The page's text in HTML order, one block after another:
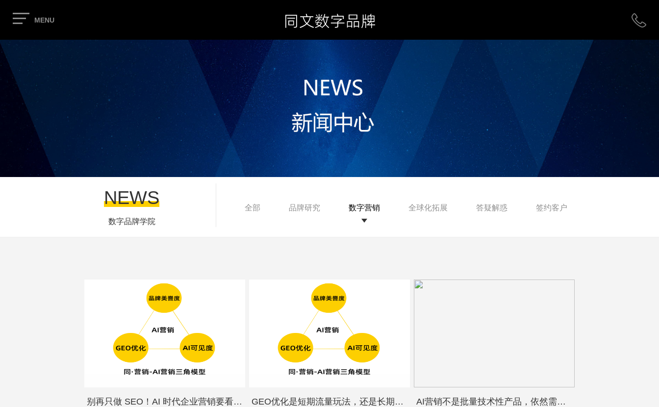
MENU
NEWS
数字品牌学院
全部 品牌研究 数字营销 全球化拓展 答疑解惑 签约客户
别再只做 SEO！AI 时代企业营销要看懂 AI 营销三角模型 GEO优化是短期流量玩法，还是长期品牌资产布局？ AI营销不是批量技术性产品，依然需要遵循一家企业一个定制方案